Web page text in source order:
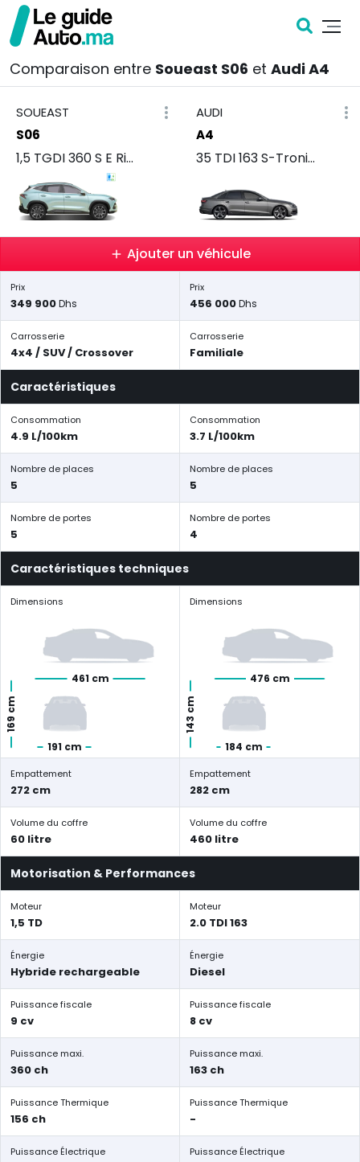
Comparaison entre Soueast S06 et Audi A4
SOUEAST
S06
1,5 TGDI 360 S E Rise
AUDI
A4
35 TDI 163 S-Tronic Premium
Ajouter un véhicule
Prix
349 900Dhs
Prix
456 000Dhs
Carrosserie
4x4 / SUV / Crossover
Carrosserie
Familiale
Caractéristiques
Consommation
4.9 L/100km
Consommation
3.7 L/100km
Nombre de places
5
Nombre de places
5
Nombre de portes
5
Nombre de portes
4
Caractéristiques techniques
Dimensions
461 cm
191 cm
169 cm
Dimensions
476 cm
184 cm
143 cm
Empattement
272 cm
Empattement
282 cm
Volume du coffre
60 litre
Volume du coffre
460 litre
Motorisation & Performances
Moteur
1,5 TD
Moteur
2.0 TDI 163
Énergie
Hybride rechargeable
Énergie
Diesel
Puissance fiscale
9 cv
Puissance fiscale
8 cv
Puissance maxi.
360 ch
Puissance maxi.
163 ch
Puissance Thermique
156 ch
Puissance Thermique
-
Puissance Électrique Puissance Électrique